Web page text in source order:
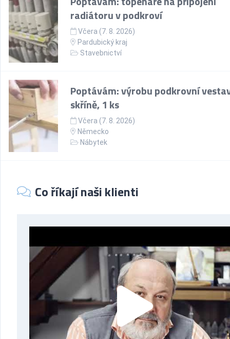
radiátoru v podkroví
Včera (7. 8. 2026)
Pardubický kraj
Stavebnictví
Poptávám: výrobu podkrovní
skříně, 1 ks
Včera (7. 8. 2026)
Německo
Nábytek
Co říkají naši klienti